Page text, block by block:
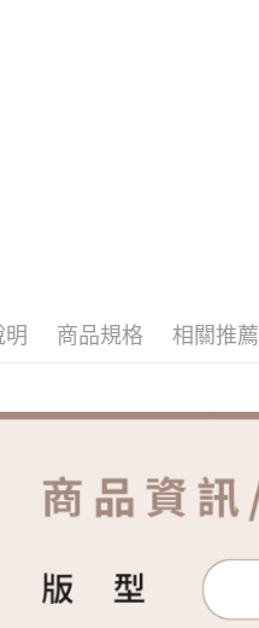
明 商品規格 相關推薦